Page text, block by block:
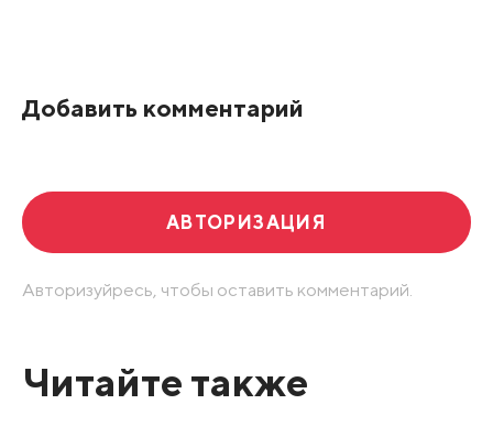
Добавить комментарий
АВТОРИЗАЦИЯ
Авторизуйресь, чтобы оставить комментарий.
Читайте также